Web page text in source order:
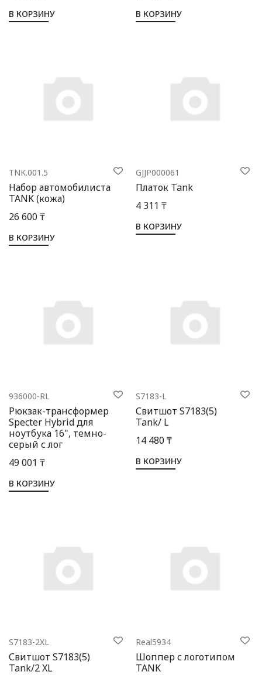
В КОРЗИНУ В КОРЗИНУ
TNK.001.5
Набор автомобилиста
TANK (кожа)
26 600 ₸
В КОРЗИНУ
GJJP000061
Платок Tank
4 311 ₸
В КОРЗИНУ
936000-RL
Рюкзак-трансформер
Specter Hybrid для
ноутбука 16", темно-
серый с лог
49 001 ₸
В КОРЗИНУ
S7183-L
Свитшот S7183(5)
Tank/ L
14 480 ₸
В КОРЗИНУ
S7183-2XL
Свитшот S7183(5)
Tank/2 XL
Real5934
Шоппер с логотипом
TANK